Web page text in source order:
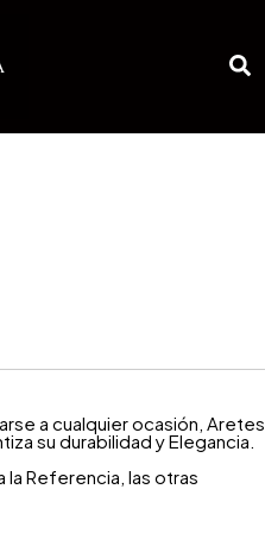
a cualquier ocasión, Aretes
su durabilidad y Elegancia.
Referencia, las otras